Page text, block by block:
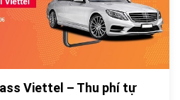
Viettel – Thu phí tự